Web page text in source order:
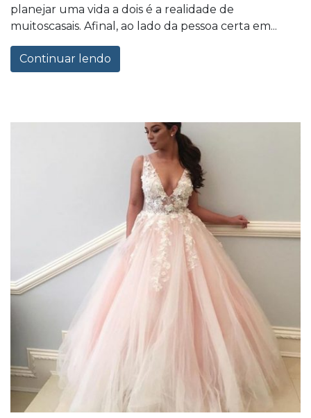
planejar uma vida a dois é a realidade de
muitoscasais. Afinal, ao lado da pessoa certa em...
Continuar lendo